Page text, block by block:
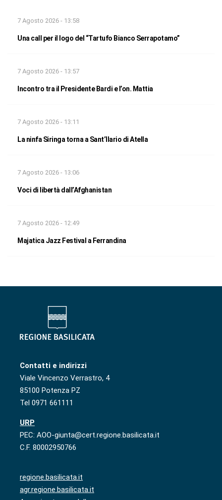
7 Agosto 2026 - 13:58
Una call per il logo del “Tartufo Bianco Serrapotamo”
7 Agosto 2026 - 13:57
Incontro tra il Presidente Bardi e l’on. Mattia
7 Agosto 2026 - 13:11
La ninfa Siringa torna a Sant’Ilario di Atella
7 Agosto 2026 - 13:06
Voci di libertà dall’Afghanistan
7 Agosto 2026 - 12:49
Majatica Jazz Festival a Ferrandina
Contatti e indirizzi
Viale Vincenzo Verrastro, 4
85100 Potenza PZ
Tel 0971 661111
URP
PEC: AOO-giunta@cert.regione.basilicata.it
C.F. 80002950766
regione.basilicata.it
agr.regione.basilicata.it